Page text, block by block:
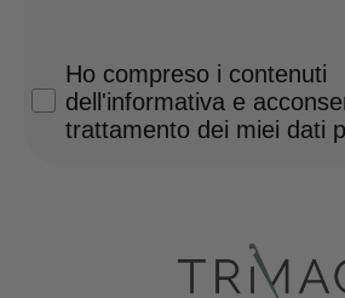
Privacy Policy
Ho compreso i contenuti
dell'informativa e
trattamento dei miei dati